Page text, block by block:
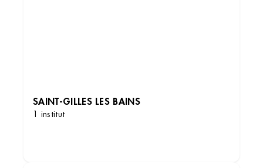
SAINT-GILLES LES BAINS
1 institut